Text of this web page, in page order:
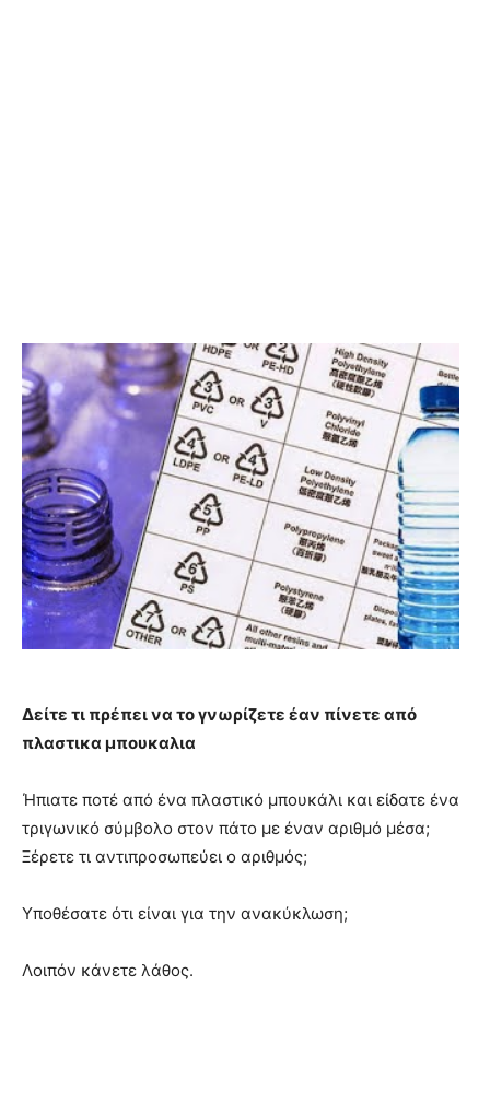
Δείτε τι πρέπει να το γνωρίζετε έαν πίνετε από
πλαστικα μπουκαλια
Ήπιατε ποτέ από ένα πλαστικό μπουκάλι και είδατε ένα
τριγωνικό σύμβολο στον πάτο με έναν αριθμό μέσα;
Ξέρετε τι αντιπροσωπεύει ο αριθμός;
Υποθέσατε ότι είναι για την ανακύκλωση;
Λοιπόν κάνετε λάθος.